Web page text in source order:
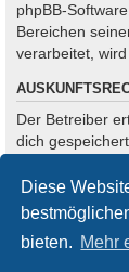
Diese
bieten. Mehr
phpBB-
Bereichen
verarbeitet,
Der Betreiber
dich gespeichert
Du kannst
verlangen.